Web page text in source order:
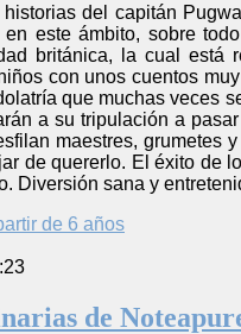
del capitán
este ámbito, sobre
británica, la cual está
con unos cuentos
que muchas veces
a su tripulación a
maestres, grumetes
de quererlo. El éxito de
Diversión sana y
de 6 años
de